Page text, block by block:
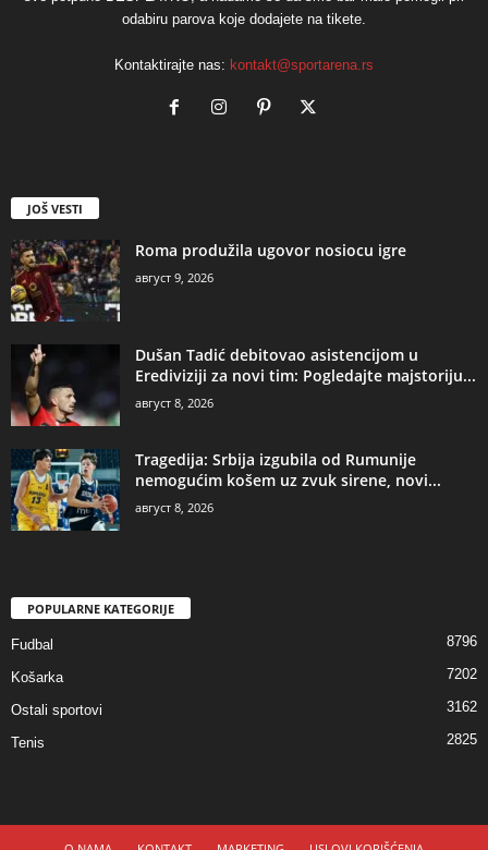
odabiru parova koje dodajete na tikete.
Kontaktirajte nas: kontakt@sportarena.rs
JOŠ VESTI
Roma produžila ugovor nosiocu igre
август 9, 2026
Dušan Tadić debitovao asistencijom u
Erediviziji za novi tim: Pogledajte majstoriju...
август 8, 2026
Tragedija: Srbija izgubila od Rumunije
nemogućim košem uz zvuk sirene, novi...
август 8, 2026
POPULARNE KATEGORIJE
Fudbal 8796
Košarka 7202
Ostali sportovi 3162
Tenis 2825